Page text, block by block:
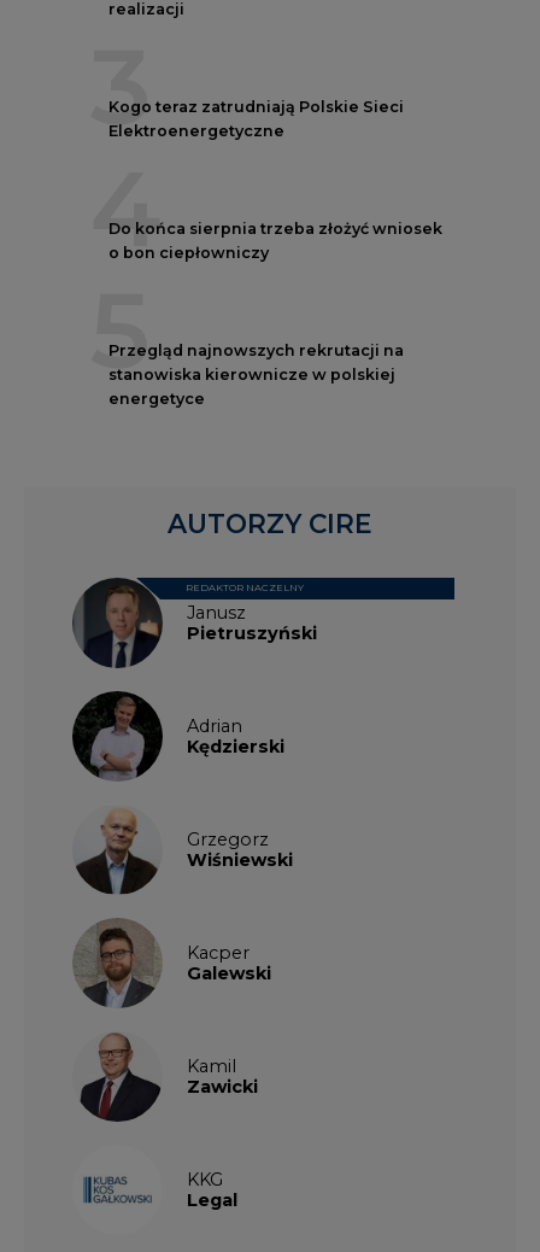
realizacji
3
Kogo teraz zatrudniają Polskie Sieci
Elektroenergetyczne
4
Do końca sierpnia trzeba złożyć wniosek
o bon ciepłowniczy
5
Przegląd najnowszych rekrutacji na
stanowiska kierownicze w polskiej
energetyce
Janusz
Pietruszyński
REDAKTOR NACZELNY
Adrian
Kędzierski
Grzegorz
Wiśniewski
Kacper
Galewski
Kamil
Zawicki
KKG
Legal
AUTORZY CIRE